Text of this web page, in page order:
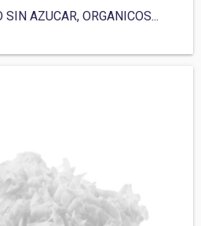
AZUCAR, ORGANICOS...